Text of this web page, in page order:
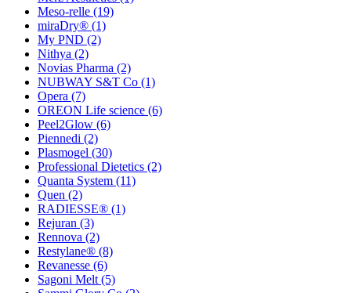
Meso-relle (19)
miraDry® (1)
My PND (2)
Nithya (2)
Novias Pharma (2)
NUBWAY S&T Co (1)
Opera (7)
OREON Life science (6)
Peel2Glow (6)
Piennedi (2)
Plasmogel (30)
Professional Dietetics (2)
Quanta System (11)
Quen (2)
RADIESSE® (1)
Rejuran (3)
Rennova (2)
Restylane® (8)
Revanesse (6)
Sagoni Melt (5)